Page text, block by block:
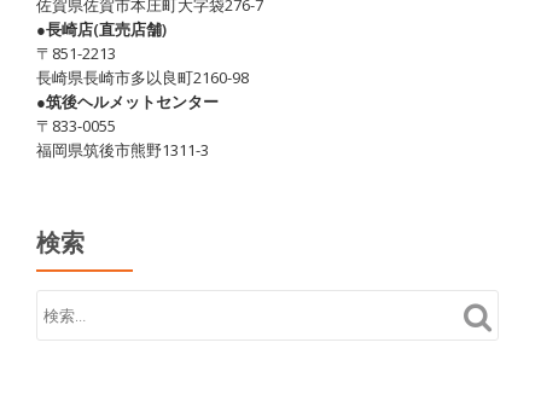
佐賀県佐賀市本庄町大字袋276-7
●長崎店(直売店舗)
〒851-2213
長崎県長崎市多以良町2160-98
●筑後ヘルメットセンター
〒833-0055
福岡県筑後市熊野1311-3
検索